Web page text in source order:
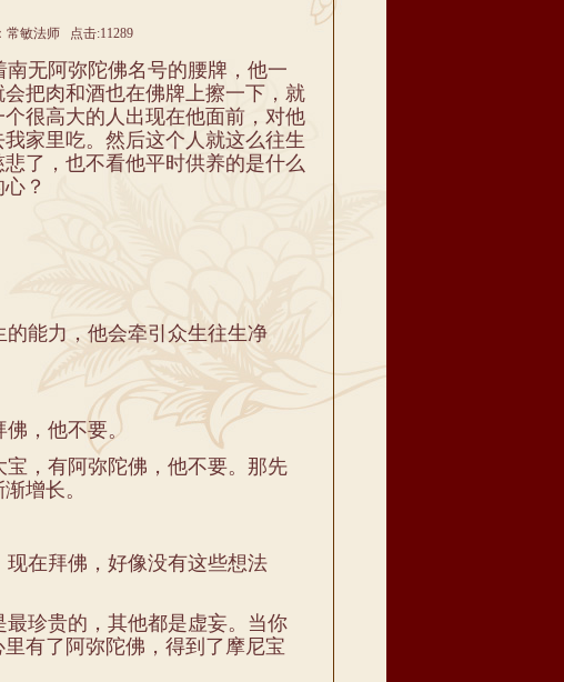
常敏法师 点击:11289
无阿弥陀佛名号的腰牌，他一
把肉和酒也在佛牌上擦一下，就
很高大的人出现在他面前，对他
家里吃。然后这个人就这么往生
了，也不看他平时供养的是什么
？
能力，他会牵引众生往生净
，他不要。
，有阿弥陀佛，他不要。那先
增长。
在拜佛，好像没有这些想法
珍贵的，其他都是虚妄。当你
有了阿弥陀佛，得到了摩尼宝